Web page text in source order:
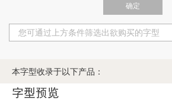
确定
您可通过上方条件筛选出欲购买的字型
本字型收录于以下产品：
字型预览